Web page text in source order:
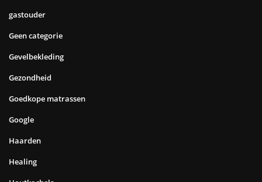
gastouder
Geen categorie
Gevelbekleding
Gezondheid
Goedkope matrassen
Google
Haarden
Healing